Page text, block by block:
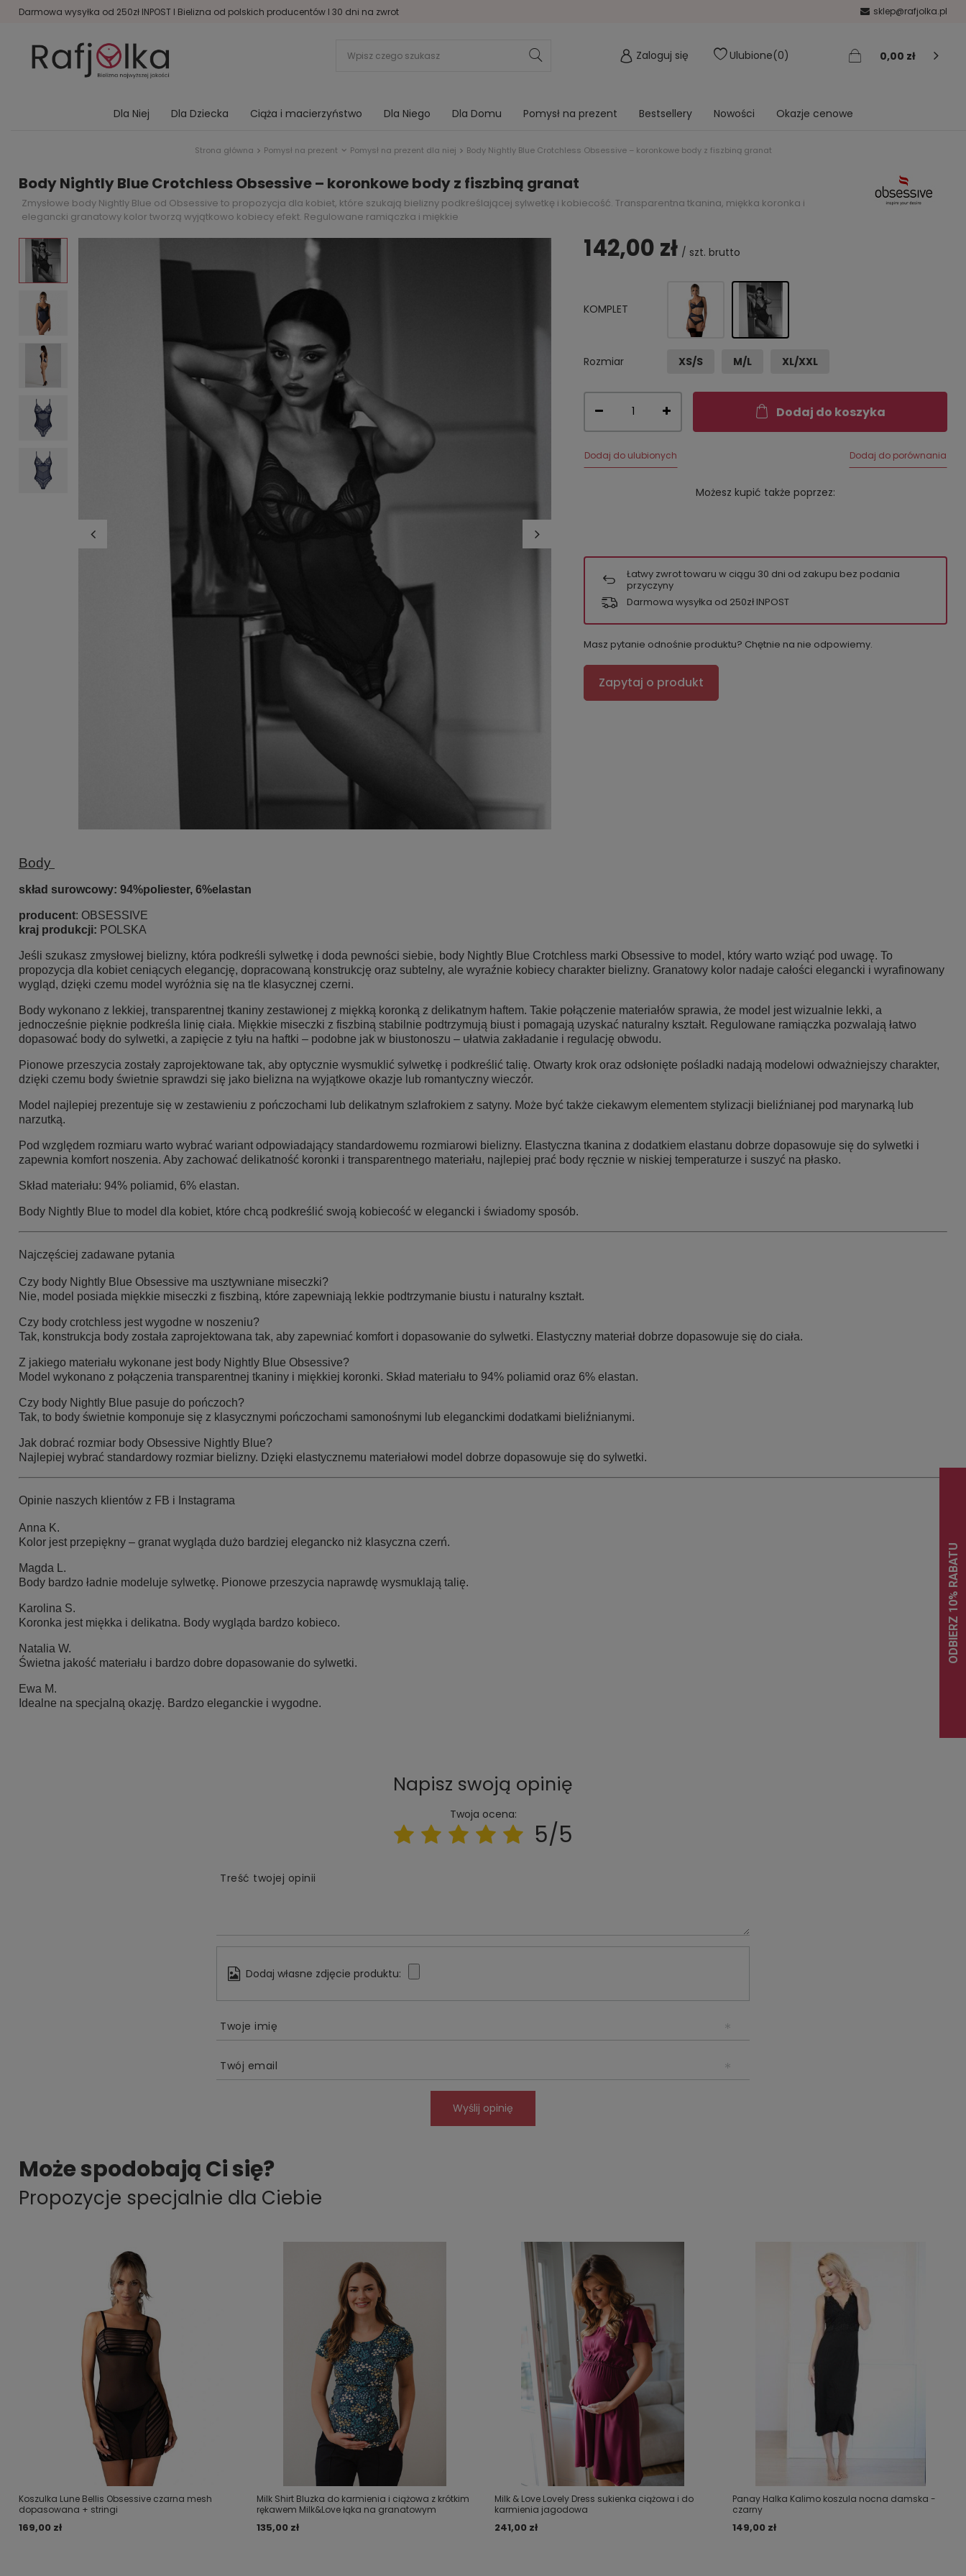
Darmowa wysyłka od 250zł INPOST I Bielizna od polskich producentów I 30 dni na zwrot sklep@rafjolka.pl
Zaloguj się Ulubione 0 0,00 zł
Dla Niej Dla Dziecka Ciąża i macierzyństwo Dla Niego Dla Domu Pomysł na prezent Bestsellery Nowości Okazje cenowe
Strona główna Pomysł na prezent Pomysł na prezent dla niej Body Nightly Blue Crotchless Obsessive – koronkowe body z fiszbiną granat
Body Nightly Blue Crotchless Obsessive – koronkowe body z fiszbiną granat
Zmysłowe body Nightly Blue od Obsessive to propozycja dla kobiet, które szukają bielizny podkreślającej sylwetkę i kobiecość. Transparentna tkanina, miękka koronka i
elegancki granatowy kolor tworzą wyjątkowo kobiecy efekt. Regulowane ramiączka i miękkie
142,00 zł / szt. brutto
KOMPLET
Rozmiar XS/S M/L XL/XXL
Dodaj do koszyka
Dodaj do ulubionych Dodaj do porównania
Możesz kupić także poprzez:
Łatwy zwrot towaru w ciągu 30 dni od zakupu bez podania
przyczyny
Darmowa wysyłka od 250zł INPOST
Masz pytanie odnośnie produktu? Chętnie na nie odpowiemy.
Zapytaj o produkt
Body
skład surowcowy: 94%poliester, 6%elastan
producent: OBSESSIVE
kraj produkcji: POLSKA
Jeśli szukasz zmysłowej bielizny, która podkreśli sylwetkę i doda pewności siebie, body Nightly Blue Crotchless marki Obsessive to model, który warto wziąć pod uwagę. To
propozycja dla kobiet ceniących elegancję, dopracowaną konstrukcję oraz subtelny, ale wyraźnie kobiecy charakter bielizny. Granatowy kolor nadaje całości elegancki i wyrafinowany
wygląd, dzięki czemu model wyróżnia się na tle klasycznej czerni.
Body wykonano z lekkiej, transparentnej tkaniny zestawionej z miękką koronką z delikatnym haftem. Takie połączenie materiałów sprawia, że model jest wizualnie lekki, a
jednocześnie pięknie podkreśla linię ciała. Miękkie miseczki z fiszbiną stabilnie podtrzymują biust i pomagają uzyskać naturalny kształt. Regulowane ramiączka pozwalają łatwo
dopasować body do sylwetki, a zapięcie z tyłu na haftki – podobne jak w biustonoszu – ułatwia zakładanie i regulację obwodu.
Pionowe przeszycia zostały zaprojektowane tak, aby optycznie wysmuklić sylwetkę i podkreślić talię. Otwarty krok oraz odsłonięte pośladki nadają modelowi odważniejszy charakter,
dzięki czemu body świetnie sprawdzi się jako bielizna na wyjątkowe okazje lub romantyczny wieczór.
Model najlepiej prezentuje się w zestawieniu z pończochami lub delikatnym szlafrokiem z satyny. Może być także ciekawym elementem stylizacji bieliźnianej pod marynarką lub
narzutką.
Pod względem rozmiaru warto wybrać wariant odpowiadający standardowemu rozmiarowi bielizny. Elastyczna tkanina z dodatkiem elastanu dobrze dopasowuje się do sylwetki i
zapewnia komfort noszenia. Aby zachować delikatność koronki i transparentnego materiału, najlepiej prać body ręcznie w niskiej temperaturze i suszyć na płasko.
Skład materiału: 94% poliamid, 6% elastan.
Body Nightly Blue to model dla kobiet, które chcą podkreślić swoją kobiecość w elegancki i świadomy sposób.
Najczęściej zadawane pytania
Czy body Nightly Blue Obsessive ma usztywniane miseczki?
Nie, model posiada miękkie miseczki z fiszbiną, które zapewniają lekkie podtrzymanie biustu i naturalny kształt.
Czy body crotchless jest wygodne w noszeniu?
Tak, konstrukcja body została zaprojektowana tak, aby zapewniać komfort i dopasowanie do sylwetki. Elastyczny materiał dobrze dopasowuje się do ciała.
Z jakiego materiału wykonane jest body Nightly Blue Obsessive?
Model wykonano z połączenia transparentnej tkaniny i miękkiej koronki. Skład materiału to 94% poliamid oraz 6% elastan.
Czy body Nightly Blue pasuje do pończoch?
Tak, to body świetnie komponuje się z klasycznymi pończochami samonośnymi lub eleganckimi dodatkami bieliźnianymi.
Jak dobrać rozmiar body Obsessive Nightly Blue?
Najlepiej wybrać standardowy rozmiar bielizny. Dzięki elastycznemu materiałowi model dobrze dopasowuje się do sylwetki.
Opinie naszych klientów z FB i Instagrama
Anna K.
Kolor jest przepiękny – granat wygląda dużo bardziej elegancko niż klasyczna czerń.
Magda L.
Body bardzo ładnie modeluje sylwetkę. Pionowe przeszycia naprawdę wysmuklają talię.
Karolina S.
Koronka jest miękka i delikatna. Body wygląda bardzo kobieco.
Natalia W.
Świetna jakość materiału i bardzo dobre dopasowanie do sylwetki.
Ewa M.
Idealne na specjalną okazję. Bardzo eleganckie i wygodne.
Napisz swoją opinię
Twoja ocena:
5/5
Treść twojej opinii
Dodaj własne zdjęcie produktu:
Twoje imię
Twój email
Wyślij opinię
Może spodobają Ci się?
Propozycje specjalnie dla Ciebie
Koszulka Lune Bellis Obsessive czarna mesh
dopasowana + stringi
169,00 zł
Milk Shirt Bluzka do karmienia i ciążowa z krótkim
rękawem Milk&Love łąka na granatowym
135,00 zł
Milk & Love Lovely Dress sukienka ciążowa i do
karmienia jagodowa
241,00 zł
Panay Halka Kalimo koszula nocna damska -
czarny
149,00 zł